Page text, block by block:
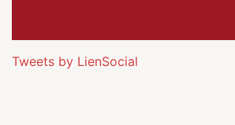
Tweets by LienSocial